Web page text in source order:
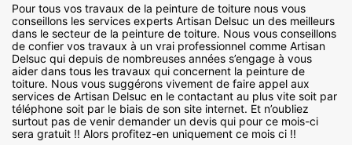
Pour tous vos travaux de la peinture de toiture nous vous
conseillons les services experts Artisan Delsuc un des meilleurs
dans le secteur de la peinture de toiture. Nous vous conseillons
de confier vos travaux à un vrai professionnel comme Artisan
Delsuc qui depuis de nombreuses années s’engage à vous
aider dans tous les travaux qui concernent la peinture de
toiture. Nous vous suggérons vivement de faire appel aux
services de Artisan Delsuc en le contactant au plus vite soit par
téléphone soit par le biais de son site internet. Et n’oubliez
surtout pas de venir demander un devis qui pour ce mois-ci
sera gratuit !! Alors profitez-en uniquement ce mois ci !!